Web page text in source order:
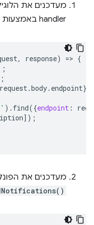
מעדכנים את
handler באמצעות הקוד הבא:
, response) => {
request.body. endpoint}`
). find({endpoint :
] );
מעדכנים את